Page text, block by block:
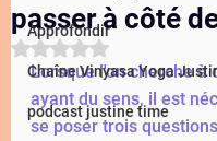
Approfondir
Chaîne Vinyasa Yoga
podcast justine time
passer à côté
Noté NaN étoiles sur 5.
Lorsque l'on cherche à
ayant du sens, il est
se poser trois